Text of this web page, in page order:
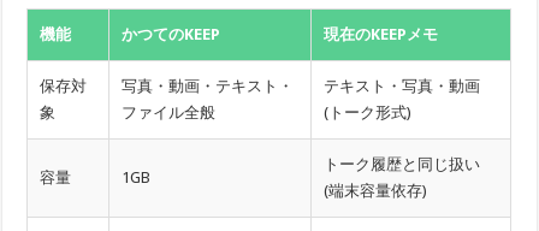
機能 かつてのKEEP 現在のKEEPメモ
保存対
象
写真・動画・テキスト・
ファイル全般
テキスト・写真・動画
(トーク形式)
容量 1GB
トーク履歴と同じ扱い
(端末容量依存)